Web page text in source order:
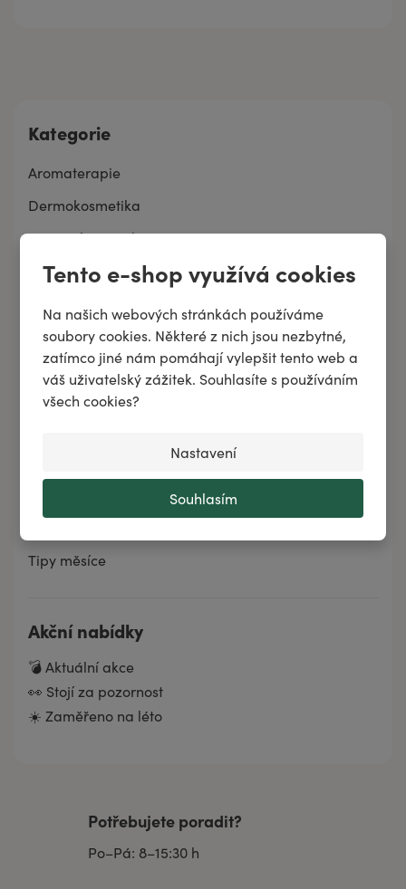
Tento e-shop využívá cookies
Na našich webových stránkách používáme
soubory cookies. Některé z nich jsou nezbytné,
zatímco jiné nám pomáhají vylepšit tento web a
váš uživatelský zážitek. Souhlasíte s používáním
všech cookies?
Nastavení
Souhlasím
Kategorie
Aromaterapie
Dermokosmetika
Kosmetika pro děti
Pro muže
Pro zvířata
Domácnost
BELAIR PUR
Tipy měsíce
Akční nabídky
💣 Aktuální akce
👀 Stojí za pozornost
☀️ Zaměřeno na léto
Potřebujete poradit?
Po–Pá: 8–15:30 h